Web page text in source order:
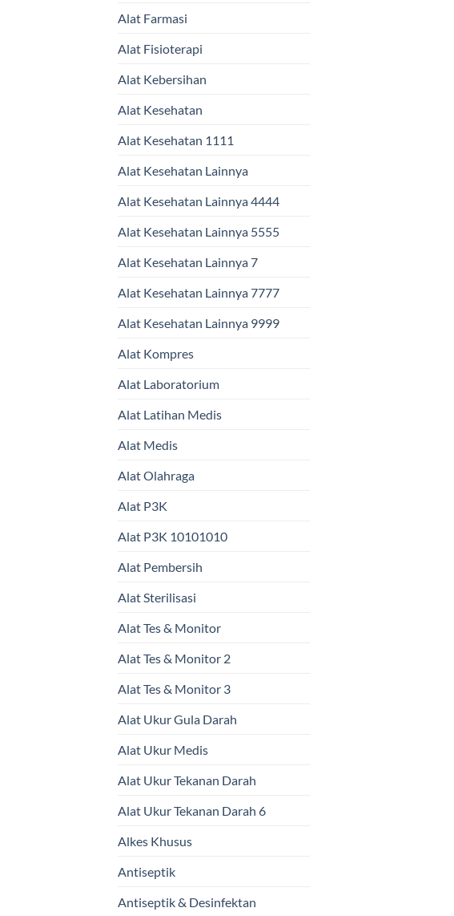
Alat Farmasi
Alat Fisioterapi
Alat Kebersihan
Alat Kesehatan
Alat Kesehatan 1111
Alat Kesehatan Lainnya
Alat Kesehatan Lainnya 4444
Alat Kesehatan Lainnya 5555
Alat Kesehatan Lainnya 7
Alat Kesehatan Lainnya 7777
Alat Kesehatan Lainnya 9999
Alat Kompres
Alat Laboratorium
Alat Latihan Medis
Alat Medis
Alat Olahraga
Alat P3K
Alat P3K 10101010
Alat Pembersih
Alat Sterilisasi
Alat Tes & Monitor
Alat Tes & Monitor 2
Alat Tes & Monitor 3
Alat Ukur Gula Darah
Alat Ukur Medis
Alat Ukur Tekanan Darah
Alat Ukur Tekanan Darah 6
Alkes Khusus
Antiseptik
Antiseptik & Desinfektan